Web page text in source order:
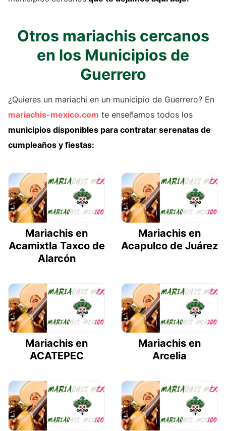
Otros mariachis cercanos
en los Municipios de
Guerrero
¿Quieres un mariachi en un municipio de Guerrero? En
mariachis-mexico.com te enseñamos todos los
municipios disponibles para contratar serenatas de
cumpleaños y fiestas:
Mariachis en
Acamixtla Taxco de
Alarcón
Mariachis en
Acapulco de Juárez
Mariachis en
ACATEPEC
Mariachis en
Arcelia